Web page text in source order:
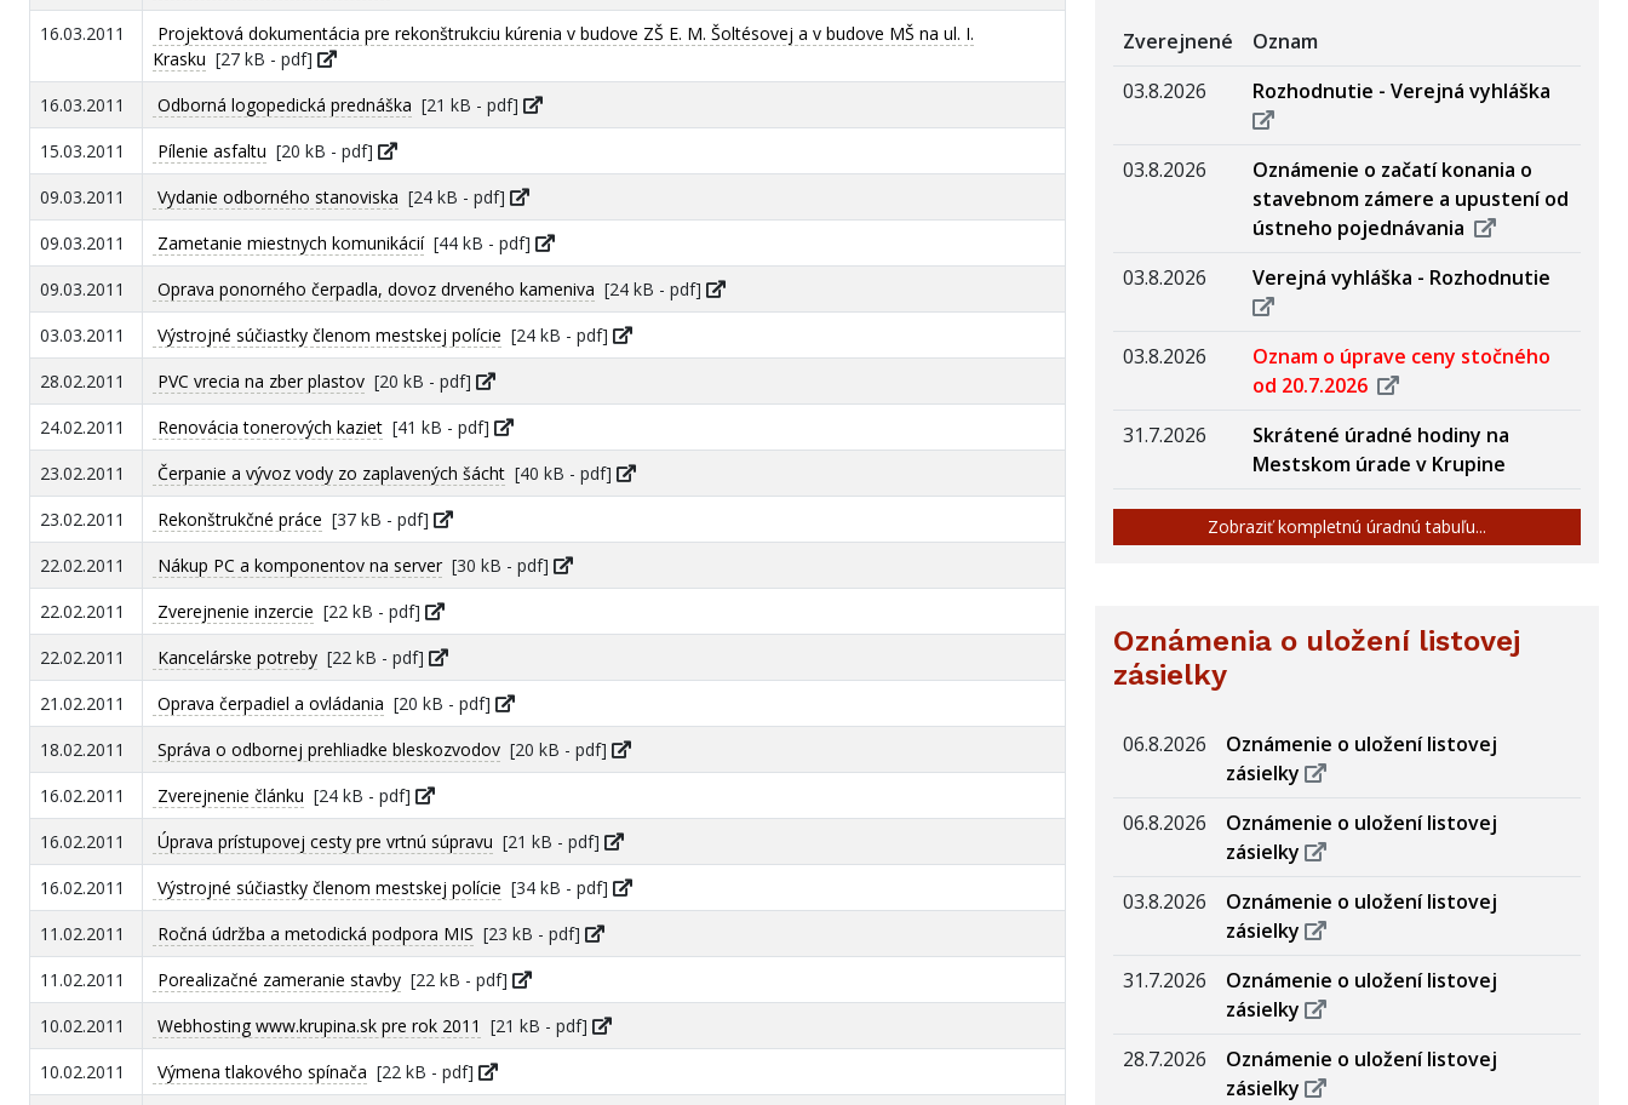
16.03.2011
Projektová dokumentácia pre rekonštrukciu kúrenia v budove ZŠ E. M. Šoltésovej a v budove MŠ na ul. I.
Krasku [27 kB - pdf]
16.03.2011
Odborná logopedická prednáška [21 kB - pdf]
15.03.2011
Pílenie asfaltu [20 kB - pdf]
09.03.2011
Vydanie odborného stanoviska [24 kB - pdf]
09.03.2011
Zametanie miestnych komunikácií[44 kB - pdf]
09.03.2011
Oprava ponorného čerpadla, dovoz drveného kameniva [24 kB - pdf]
03.03.2011
Výstrojné súčiastky členom mestskej polície [24 kB - pdf]
28.02.2011
PVC vrecia na zber plastov [20 kB - pdf]
24.02.2011
Renovácia tonerových kaziet [41 kB - pdf]
23.02.2011
Čerpanie a vývoz vody zo zaplavených šácht [40 kB - pdf]
23.02.2011
Rekonštrukčné práce [37 kB - pdf]
22.02.2011
Nákup PC a komponentov na server [30 kB - pdf]
22.02.2011
Zverejnenie inzercie [22 kB - pdf]
22.02.2011
Kancelárske potreby [22 kB - pdf]
21.02.2011
Oprava čerpadiel a ovládania [20 kB - pdf]
18.02.2011
Správa o odbornej prehliadke bleskozvodov [20 kB - pdf]
16.02.2011
Zverejnenie článku [24 kB - pdf]
16.02.2011
Úprava prístupovej cesty pre vrtnú súpravu [21 kB - pdf]
16.02.2011
Výstrojné súčiastky členom mestskej polície [34 kB - pdf]
11.02.2011
Ročná údržba a metodická podpora MIS [23 kB - pdf]
11.02.2011
Porealizačné zameranie stavby [22 kB - pdf]
10.02.2011
Webhosting www.krupina.sk pre rok 2011 [21 kB - pdf]
10.02.2011
Výmena tlakového spínača [22 kB - pdf]
Zverejnené
Oznam
03.8.2026
Rozhodnutie - Verejná vyhláška
03.8.2026
Oznámenie o začatí konania o
stavebnom zámere a upustení od
ústneho pojednávania
03.8.2026
Verejná vyhláška - Rozhodnutie
03.8.2026
Oznam o úprave ceny stočného
od 20.7.2026
31.7.2026
Skrátené úradné hodiny na
Mestskom úrade v Krupine
Zobraziť kompletnú úradnú tabuľu...
Oznámenia o uložení listovej
zásielky
06.8.2026
Oznámenie o uložení listovej
zásielky
06.8.2026
Oznámenie o uložení listovej
zásielky
03.8.2026
Oznámenie o uložení listovej
zásielky
31.7.2026
Oznámenie o uložení listovej
zásielky
28.7.2026
Oznámenie o uložení listovej
zásielky